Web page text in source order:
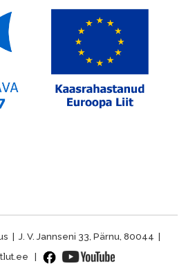
| J. V. Jannseni 33, Pärnu, 80044 |
|